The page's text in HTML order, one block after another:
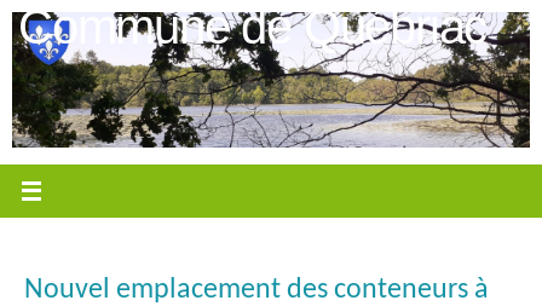
Passer
contenu
Commune de Québriac
Nouvel emplacement des conteneurs à